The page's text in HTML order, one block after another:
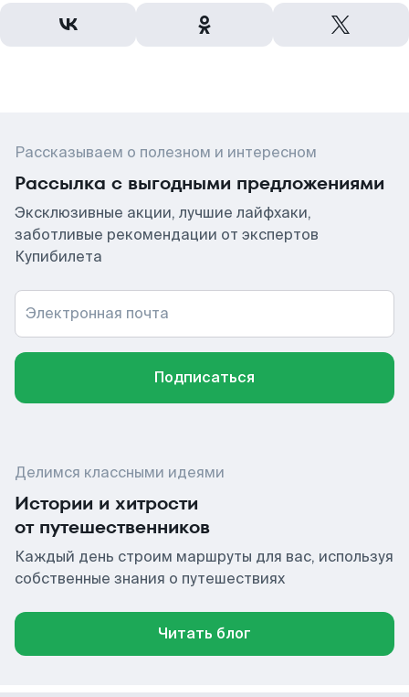
Рассказываем о полезном и интересном
Рассылка с выгодными предложениями
Эксклюзивные акции, лучшие лайфхаки,
заботливые рекомендации от экспертов
Купибилета
Электронная почта
Подписаться
Делимся классными идеями
Истории и хитрости
от путешественников
Каждый день строим маршруты для вас, используя
собственные знания о путешествиях
Читать блог